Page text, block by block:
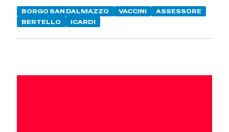
BORGO SAN DALMAZZO VACCINI
ASSESSORE
BERTELLO
ICARDI